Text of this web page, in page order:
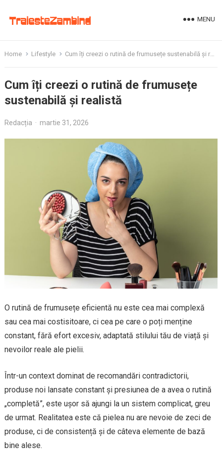
MENU
Home Lifestyle Cum îți creezi o rutină de frumusețe sustenabilă și realistă
Cum îți creezi o rutină de frumusețe
sustenabilă și realistă
Redacția · martie 31, 2026
O rutină de frumusețe eficientă nu este cea mai complexă
sau cea mai costisitoare, ci cea pe care o poți menține
constant, fără efort excesiv, adaptată stilului tău de viață și
nevoilor reale ale pielii.
Într-un context dominat de recomandări contradictorii,
produse noi lansate constant și presiunea de a avea o rutină
„completă”, este ușor să ajungi la un sistem complicat, greu
de urmat. Realitatea este că pielea nu are nevoie de zeci de
produse, ci de consistență și de câteva elemente de bază
bine alese.